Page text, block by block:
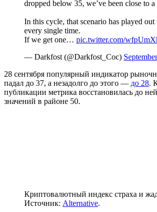
dropped below 35, we’ve been close to
In this cycle, that scenario has played
every single time.
If we get one… pic.twitter.com/
— Darkfost (@Darkfost_Coc)
28 сентября популярный индикатор
падал до 37, а незадолго до этого — до 28.
публикации метрика восстановилась до
значений в районе 50.
Криптовалютный индекс страха и
Источник: Alternative.